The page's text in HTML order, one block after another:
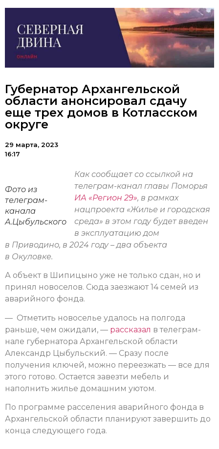
Губернатор Архангельской
области анонсировал сдачу
еще трех домов в Котласском
округе
29 марта, 2023
16:17
Фото из
телеграм-
канала
А.Цыбульского
Как сообщает со ссылкой на
телеграм-канал главы Поморья
ИА «Регион 29», в рамках
нацпроекта «Жилье и городская
среда» в этом году будет введен
в эксплуатацию дом
в Приводино, в 2024 году – два объекта
в Окуловке.
А объект в Шипицыно уже не только сдан, но и
принял новоселов. Сюда заезжают 14 семей из
аварийного фонда.
— Отметить новоселье удалось на полгода
раньше, чем ожидали, — рассказал в телеграм-
нале губернатора Архангельской области
Александр Цыбульский. — Сразу после
получения ключей, можно переезжать — все для
этого готово. Остается завезти мебель и
наполнить жилье домашним уютом.
По программе расселения аварийного фонда в
Архангельской области планируют завершить до
конца следующего года.